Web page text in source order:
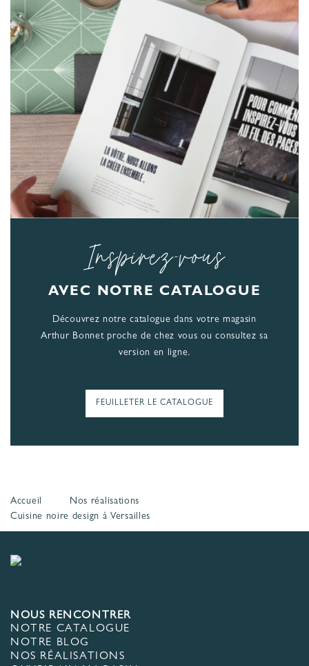
Inspirez-vous
AVEC NOTRE CATALOGUE
Découvrez notre catalogue dans votre magasin
Arthur Bonnet proche de chez vous ou consultez sa
version en ligne.
FEUILLETER LE CATALOGUE
Accueil
Nos réalisations
Cuisine noire design à Versailles
NOUS RENCONTRER
NOTRE CATALOGUE
NOTRE BLOG
NOS RÉALISATIONS